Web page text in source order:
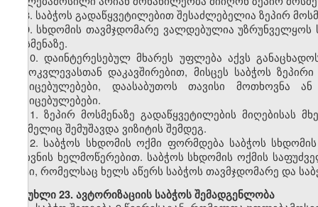
8. საბჭოს გადაწყვეტილებით შესაძლებელია ზეპირ
9. სხდომის თავმჯდომარე ვალდებულია უზრუნველყოს
მოსმენაზე.
10. დაინტერესებულ მხარეს უფლება აქვს
გამოკვლევასთან დაკავშირებით, მისცეს საბჭოს
მტკიცებულებები, დაასაბუთოს თავისი მოთხოვნა
მტკიცებულებები.
11. ზეპირ მოსმენაზე გადაწყვეტილების მიღებისას
რომელიც შემუშავდა ვიზიტის შემდეგ.
12. საბჭოს სხდომის ოქმი ფორმდება საბჭოს
მდივნის ხელმოწერებით. საბჭოს სხდომის ოქმის
აქტი, რომელსაც ხელს აწერს საბჭოს თავმჯდომარე და
მუხლი23. ავტორიზაციის საბჭოს შემადგენლობა